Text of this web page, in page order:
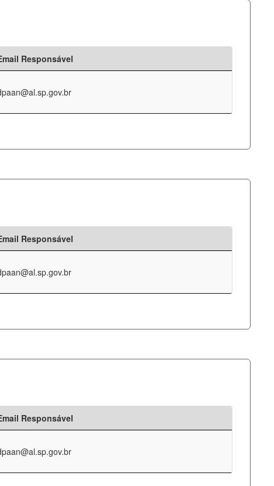
Responsável
Responsável
Responsável